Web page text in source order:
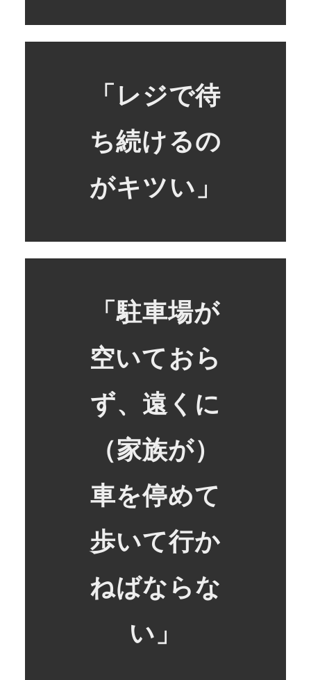
「レジで待
ち続けるの
がキツい」
「駐車場が
空いておら
ず、遠くに
（家族が）
車を停めて
歩いて行か
ねばならな
い」